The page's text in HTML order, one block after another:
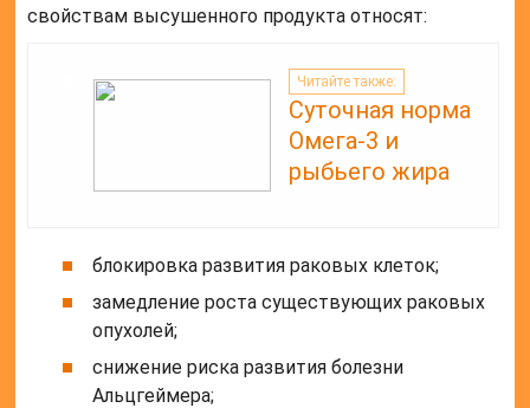
свойствам высушенного продукта относят:
Читайте также:
Суточная норма
Омега-3 и
рыбьего жира
блокировка развития раковых клеток;
замедление роста существующих раковых
опухолей;
снижение риска развития болезни
Альцгеймера;